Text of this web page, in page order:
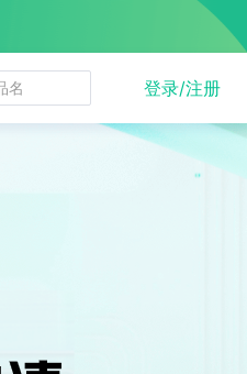
登录/注册